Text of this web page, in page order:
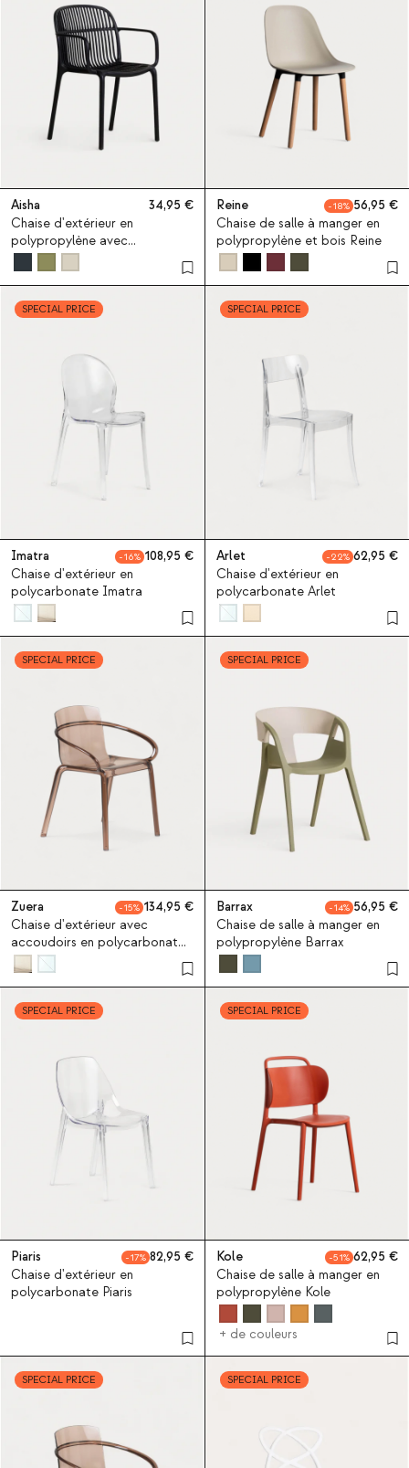
Aisha
34,95
Chaise d'extérieur en
polypropylène avec
accoudoirs Aisha
Reine 18
56,95
Chaise de salle à manger en
polypropylène et bois Reine
SPECIAL PRICE
Imatra 16
108,95
Chaise d'extérieur en
polycarbonate Imatra
SPECIAL PRICE
Arlet 22
62,95
Chaise d'extérieur en
polycarbonate Arlet
SPECIAL PRICE
Zuera 15
134,95
Chaise d'extérieur avec
accoudoirs en polycarbonate
Zuera
SPECIAL PRICE
Barrax 14
56,95
Chaise de salle à manger en
polypropylène Barrax
SPECIAL PRICE
Piaris 17
82,95
Chaise d'extérieur en
polycarbonate Piaris
SPECIAL PRICE
Kole 51
62,95
Chaise de salle à manger en
polypropylène Kole
+ de couleurs
SPECIAL PRICE SPECIAL PRICE